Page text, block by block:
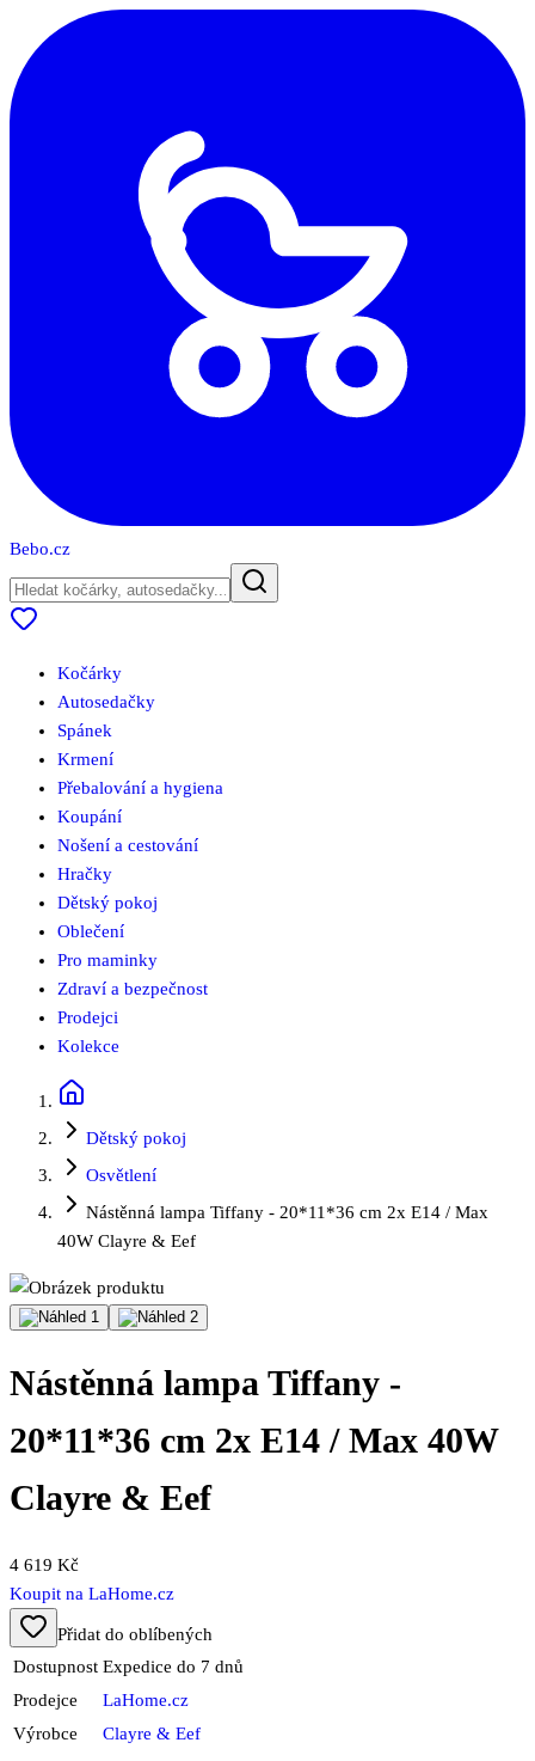
Bebo.cz
Kočárky
Autosedačky
Spánek
Krmení
Přebalování a hygiena
Koupání
Nošení a cestování
Hračky
Dětský pokoj
Oblečení
Pro maminky
Zdraví a bezpečnost
Prodejci
Kolekce
Dětský pokoj
Osvětlení
Nástěnná lampa Tiffany - 20*11*36 cm 2x E14 / Max
40W Clayre & Eef
Nástěnná lampa Tiffany -
20*11*36 cm 2x E14 / Max 40W
Clayre & Eef
4 619 Kč
Koupit na LaHome.cz
Přidat do oblíbených
Dostupnost Expedice do 7 dnů
Prodejce
LaHome.cz
Výrobce
Clayre & Eef